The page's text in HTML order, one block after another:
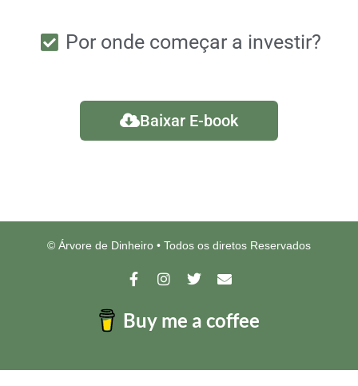
Por onde começar a investir?
Baixar E-book
© Árvore de Dinheiro • Todos os diretos Reservados
Buy me a coffee
♥